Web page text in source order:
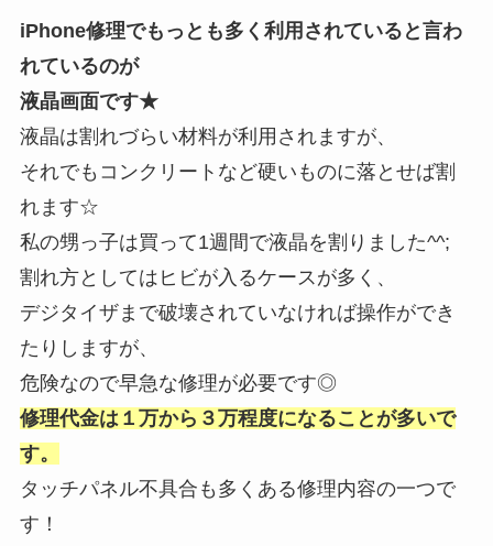
iPhone修理でもっとも多く利用されていると言わ
れているのが
液晶画面です★
液晶は割れづらい材料が利用されますが、
それでもコンクリートなど硬いものに落とせば割
れます☆
私の甥っ子は買って1週間で液晶を割りました^^;
割れ方としてはヒビが入るケースが多く、
デジタイザまで破壊されていなければ操作ができ
たりしますが、
危険なので早急な修理が必要です◎
修理代金は１万から３万程度になることが多いで
す。
タッチパネル不具合も多くある修理内容の一つで
す！